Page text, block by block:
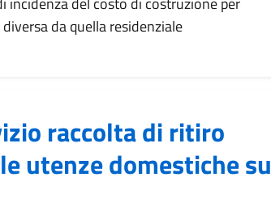
da quella residenziale
raccolta di ritiro
utenze domestiche su